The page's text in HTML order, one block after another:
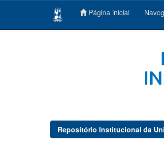
Página inicial
Repositório Institucional da